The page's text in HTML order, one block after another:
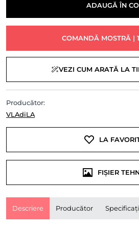
ADAUGĂ ÎN
COMANDĂ MOSTRĂ |
VEZI CUM ARATĂ LA
Producător:
VLAdiLA
LA
FIȘIER
Descriere Producător